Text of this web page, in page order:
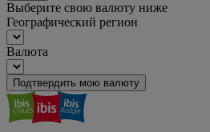
Выберите свою валюту ниже
Географический регион
Валюта
Подтвердить мою валюту